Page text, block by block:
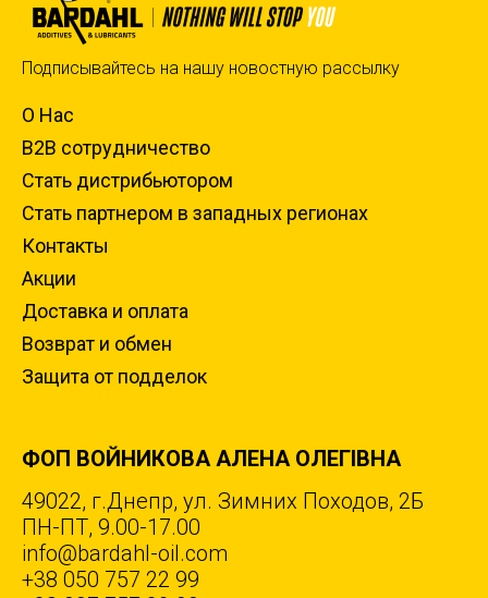
Подписывайтесь на нашу новостную рассылку
О Нас
B2B сотрудничество
Стать дистрибьютором
Стать партнером в западных регионах
Контакты
Акции
Доставка и оплата
Возврат и обмен
Защита от подделок
ФОП ВОЙНИКОВА АЛЕНА ОЛЕГІВНА
49022, г.Днепр, ул. Зимних Походов, 2Б
ПН-ПТ, 9.00-17.00
info@bardahl-oil.com
+38 050 757 22 99